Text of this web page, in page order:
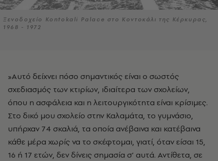
Ξενοδοχείο Kontokali Palace στο Κοντοκάλι της Κέρκυρας,
1968 - 1972
»Αυτό δείχνει πόσο σημαντικός είναι ο σωστός
σχεδιασμός των κτιρίων, ιδιαίτερα των σχολείων,
όπου η ασφάλεια και η λειτουργικότητα είναι κρίσιμες.
Στο δικό μου σχολείο στην Καλαμάτα, το γυμνάσιο,
υπήρχαν 74 σκαλιά, τα οποία ανέβαινα και κατέβαινα
κάθε μέρα χωρίς να το σκέφτομαι, γιατί, όταν είσαι 15,
16 ή 17 ετών, δεν δίνεις σημασία σ’ αυτά. Αντίθετα, σε